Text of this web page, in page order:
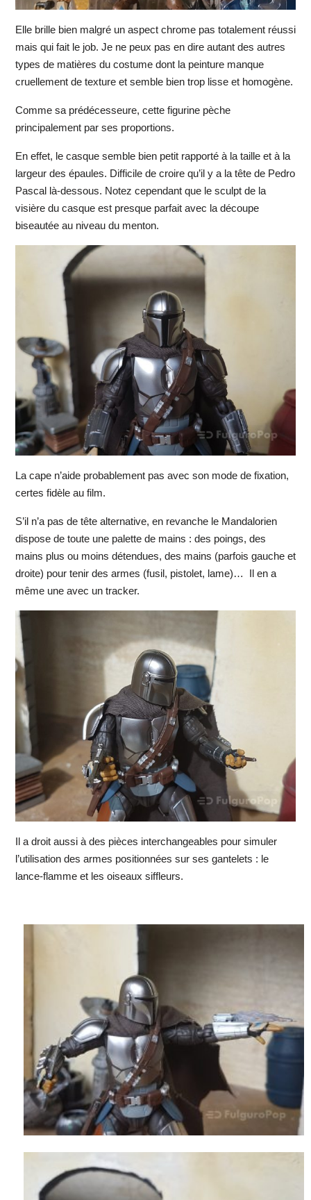
Elle brille bien malgré un aspect chrome pas totalement réussi
mais qui fait le job. Je ne peux pas en dire autant des autres
types de matières du costume dont la peinture manque
cruellement de texture et semble bien trop lisse et homogène.
Comme sa prédécesseure, cette figurine pèche
principalement par ses proportions.
En effet, le casque semble bien petit rapporté à la taille et à la
largeur des épaules. Difficile de croire qu’il y a la tête de Pedro
Pascal là-dessous. Notez cependant que le sculpt de la
visière du casque est presque parfait avec la découpe
biseautée au niveau du menton.
La cape n’aide probablement pas avec son mode de fixation,
certes fidèle au film.
S’il n’a pas de tête alternative, en revanche le Mandalorien
dispose de toute une palette de mains : des poings, des
mains plus ou moins détendues, des mains (parfois gauche et
droite) pour tenir des armes (fusil, pistolet, lame)… Il en a
même une avec un tracker.
Il a droit aussi à des pièces interchangeables pour simuler
l’utilisation des armes positionnées sur ses gantelets : le
lance-flamme et les oiseaux siffleurs.